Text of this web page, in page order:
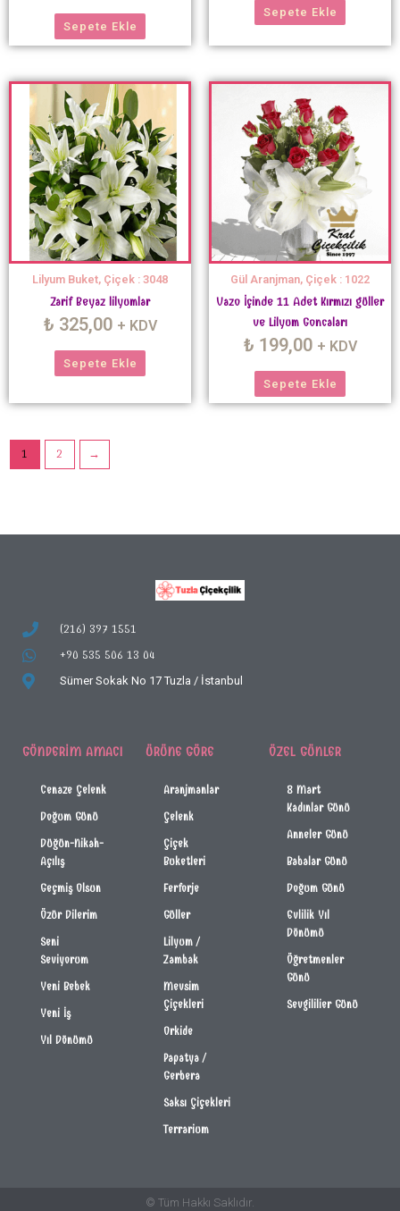
Sepete Ekle
Sepete Ekle
Lilyum Buket, Çiçek : 3048
Zarif Beyaz lilyumlar
₺ 325,00 + KDV
Sepete Ekle
Gül Aranjman, Çiçek : 1022
Vazo İçinde 11 Adet Kırmızı güller
ve Lilyum Goncaları
₺ 199,00 + KDV
Sepete Ekle
1 2 →
(216) 397 1551
+90 535 506 13 04
Sümer Sokak No 17 Tuzla / İstanbul
GÖNDERIM AMACI
Cenaze Çelenk
Doğum Günü
Düğün-Nikah-
Açılış
Geçmiş Olsun
Özür Dilerim
Seni
Seviyorum
Yeni Bebek
Yeni İş
Yıl Dönümü
ÜRÜNE GÖRE
Aranjmanlar
Çelenk
Çiçek
Buketleri
Ferforje
Güller
Lilyum /
Zambak
Mevsim
Çiçekleri
Orkide
Papatya /
Gerbera
Saksı Çiçekleri
Terrarium
ÖZEL GÜNLER
8 Mart
Kadınlar Günü
Anneler Günü
Babalar Günü
Doğum Günü
Evlilik Yıl
Dönümü
Öğretmenler
Günü
Sevgililier Günü
© Tüm Hakkı Saklıdır.